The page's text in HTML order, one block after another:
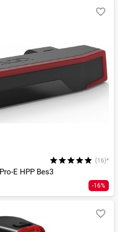
(16)*
E HPP Bes3
-16%